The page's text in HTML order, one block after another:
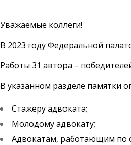
Уважаемые коллеги!
В 2023 году Федеральной
Работы 31 автора –
В указанном разделе памятки
Стажеру адвоката;
Молодому адвокату;
Адвокатам, работающим по